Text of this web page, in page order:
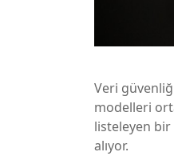
Veri
modelleri
listeleyen bir
alıyor.